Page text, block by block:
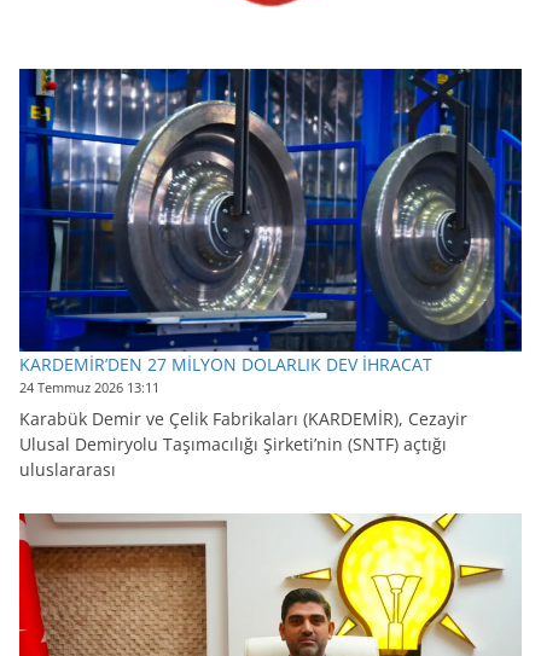
KARDEMİR’DEN 27 MİLYON DOLARLIK DEV İHRACAT
24 Temmuz 2026 13:11
Karabük Demir ve Çelik Fabrikaları (KARDEMİR), Cezayir
Ulusal Demiryolu Taşımacılığı Şirketi’nin (SNTF) açtığı
uluslararası